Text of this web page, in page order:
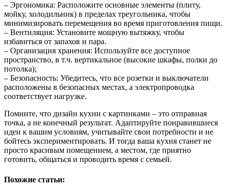
– Эргономика: Расположите основные элементы (плиту,
мойку, холодильник) в пределах треугольника, чтобы
минимизировать перемещения во время приготовления пищи.
– Вентиляция: Установите мощную вытяжку, чтобы
избавиться от запахов и пара.
– Организация хранения: Используйте все доступное
пространство, в т.ч. вертикальное (высокие шкафы, полки до
потолка);
– Безопасность: Убедитесь, что все розетки и выключатели
расположены в безопасных местах, а электропроводка
соответствует нагрузке.
Помните, что дизайн кухни с картинками – это отправная
точка, а не конечный результат. Адаптируйте понравившиеся
идеи к вашим условиям, учитывайте свои потребности и не
бойтесь экспериментировать. И тогда ваша кухня станет не
просто красивым помещением, а местом, где приятно
готовить, общаться и проводить время с семьей.
Похожие статьи: